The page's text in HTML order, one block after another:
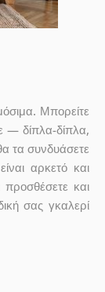
Μπορείτε
— δίπλα-δίπλα,
τα συνδυάσετε
αρκετό και
και
σας γκαλερί